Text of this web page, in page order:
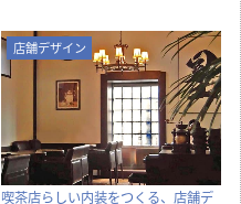
店舗デザイン
喫茶店らしい内装をつくる、店舗デ